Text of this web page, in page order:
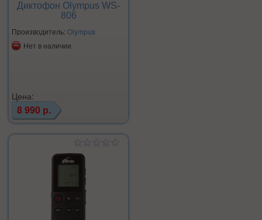
Диктофон Olympus WS-
806
Производитель: Olympus
Нет в наличии
Цена:
8 990 р.